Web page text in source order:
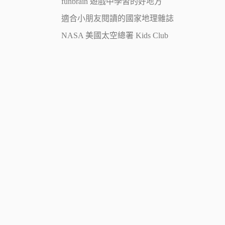
適合小朋友閱讀的國家地理雜誌
NASA 美國太空總署 Kids Club